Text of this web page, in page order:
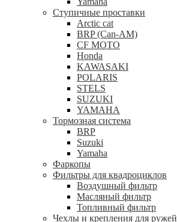
Ступичные проставки
Arctic cat
BRP (Can-AM)
CF MOTO
Honda
KAWASAKI
POLARIS
STELS
SUZUKI
YAMAHA
Тормозная система
BRP
Suzuki
Yamaha
Фаркопы
Фильтры для квадроциклов
Воздушный фильтр
Масляный фильтр
Топливный фильтр
Чехлы и крепления для ружей